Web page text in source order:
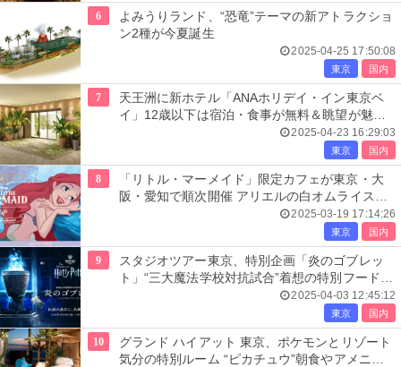
6
よみうりランド、“恐竜”テーマの新アトラクショ
ン2種が今夏誕生
2025-04-25 17:50:08
東京 国内
7
天王洲に新ホテル「ANAホリデイ・イン東京ベ
イ」12歳以下は宿泊・食事が無料＆眺望が魅力
2025-04-23 16:29:03
東京 国内
8
「リトル・マーメイド」限定カフェが東京・大
阪・愛知で順次開催 アリエルの白オムライスや
2025-03-19 17:14:26
東京 国内
9
スタジオツアー東京、特別企画「炎のゴブレッ
ト」“三大魔法学校対抗試合”着想の特別フードや
2025-04-03 12:45:12
東京 国内
10
グランド ハイアット 東京、ポケモンとリゾート
気分の特別ルーム “ピカチュウ”朝食やアメニテ